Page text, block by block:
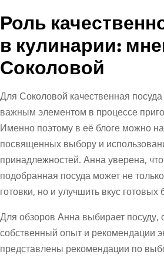
Роль
в кулинарии:
Соколовой
Для Соколовой качественная посуда
важным элементом в процессе
Именно поэтому в её блоге можно
посвященных выбору и
принадлежностей. Анна уверена,
подобранная посуда может не
готовки, но и улучшить вкус готовых
Для обзоров Анна выбирает посуду,
собственный опыт и рекомендации
представлены рекомендации по